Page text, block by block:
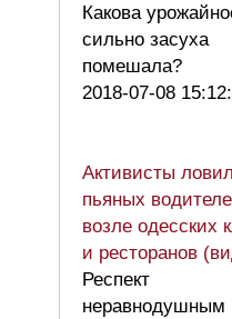
Какова
сильно засуха
помешала?
2018-07-08
Активисты
пьяных
возле одесских
и ресторанов
Респект
неравнодушным